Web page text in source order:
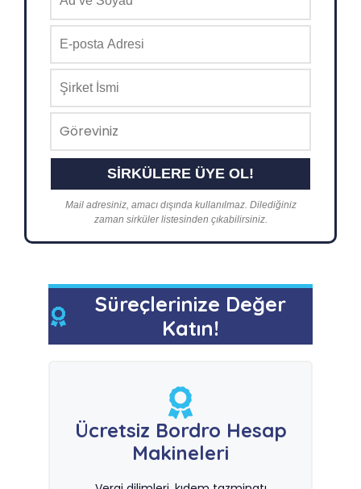
Mail adresiniz, amacı dışında kullanılmaz. Dilediğiniz
zaman sirküler listesinden çıkabilirsiniz.
Süreçlerinize Değer
Katın!
Ücretsiz Bordro Hesap
Makineleri